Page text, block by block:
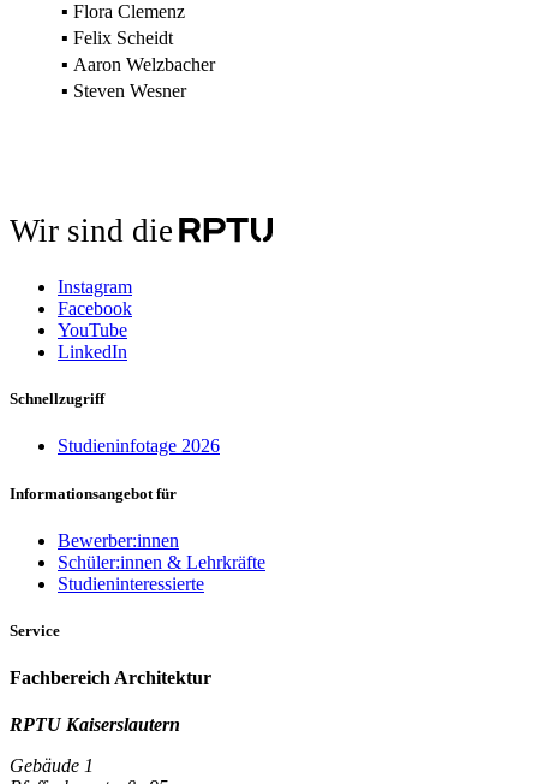
▪ Flora Clemenz
▪ Felix Scheidt
▪ Aaron Welzbacher
▪ Steven Wesner
Wir sind die
Instagram
Facebook
YouTube
LinkedIn
Schnellzugriff
Studieninfotage 2026
Informationsangebot für
Bewerber:innen
Schüler:innen & Lehrkräfte
Studieninteressierte
Service
Fachbereich Architektur
RPTU Kaiserslautern
Gebäude 1